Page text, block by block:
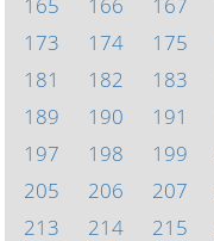
173
174 175
181
182 183
189
190 191
197
198 199
205
206 207
213
214 215